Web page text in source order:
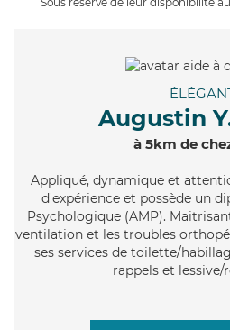
Augustin
à 5km de
Appliqué, dynamique et
d'expérience et possède un
Psychologique (AMP).
ventilation et les troubles
ses services de toilette/
rappels et lessive/